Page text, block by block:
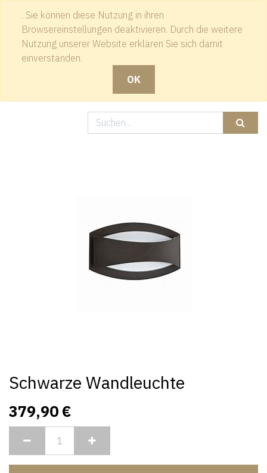
. Sie können diese Nutzung in ihren
Browsereinstellungen deaktivieren. Durch die weitere
Nutzung unserer Website erklären Sie sich damit
einverstanden.
OK
Kontakt
Schwarze Wandleuchte
379,90 €